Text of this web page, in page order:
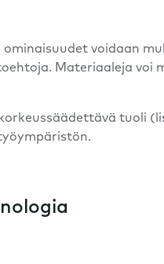
voidaan
Materiaaleja voi
tuoli